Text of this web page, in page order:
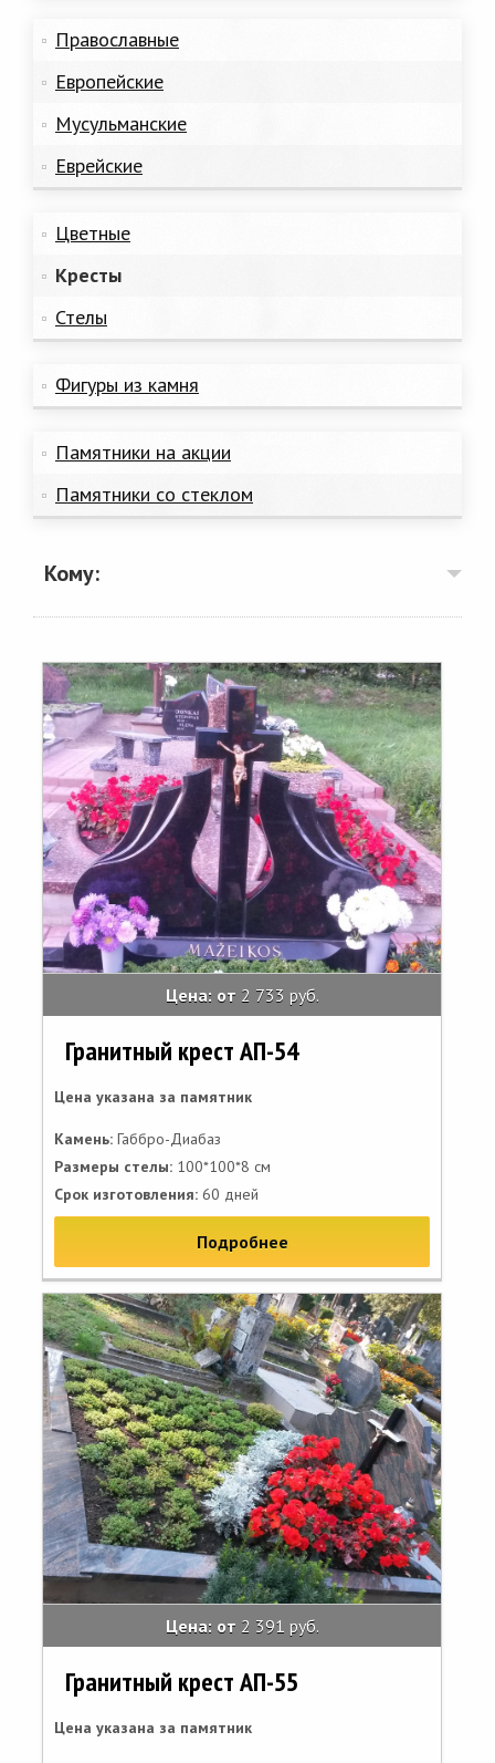
Православные
Европейские
Мусульманские
Еврейские
Цветные
Кресты
Стелы
Фигуры из камня
Памятники на акции
Памятники со стеклом
Кому:
Цена: от 2 733 руб.
Гранитный крест АП-54
Цена указана за памятник
Камень: Габбро-Диабаз
Размеры стелы: 100*100*8 см
Срок изготовления: 60 дней
Подробнее
Цена: от 2 391 руб.
Гранитный крест АП-55
Цена указана за памятник